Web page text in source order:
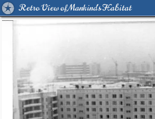
Retro View of Mankind's Habitat